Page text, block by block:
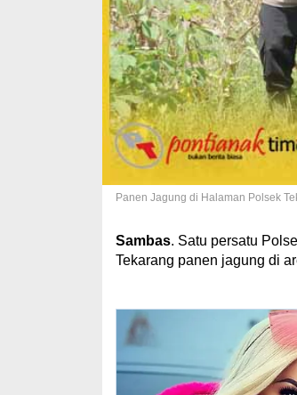
Panen Jagung di Halaman Polsek
Sambas. Satu persatu
Tekarang panen jagung di